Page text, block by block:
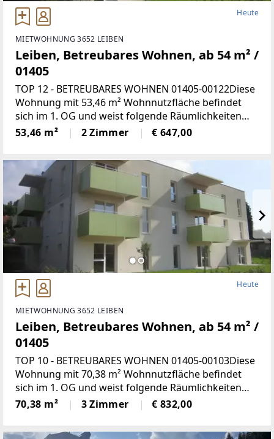
Heute
MIETWOHNUNG 3652 LEIBEN
Leiben, Betreubares Wohnen, ab 54 m² /
01405
TOP 12 - BETREUBARES WOHNEN 01405-00122Diese
Wohnung mit 53,46 m² Wohnnutzfläche befindet
sich im 1. OG und weist folgende Räumlichkeiten
auf:Wohnküche, 1 Schlafzimmer, Bad mit WC,
Vorraum und LoggiaMiete mind.
53,46 m² 2 Zimmer € 647,00
Heute
MIETWOHNUNG 3652 LEIBEN
Leiben, Betreubares Wohnen, ab 54 m² /
01405
TOP 10 - BETREUBARES WOHNEN 01405-00103Diese
Wohnung mit 70,38 m² Wohnnutzfläche befindet
sich im 1. OG und weist folgende Räumlichkeiten
auf:Wohnküche, 2 Schlafzimmer, Bad mit WC,
Vorraum und LoggiaMiete mind.
70,38 m² 3 Zimmer € 832,00